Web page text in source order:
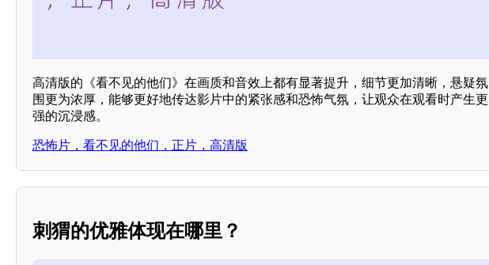
高清版的《看不见的他们》在画质和音效上都有显著提升，细节更加清晰，悬疑氛
围更为浓厚，能够更好地传达影片中的紧张感和恐怖气氛，让观众在观看时产生更
强的沉浸感。
恐怖片，看不见的他们，正片，高清版
刺猬的优雅体现在哪里？